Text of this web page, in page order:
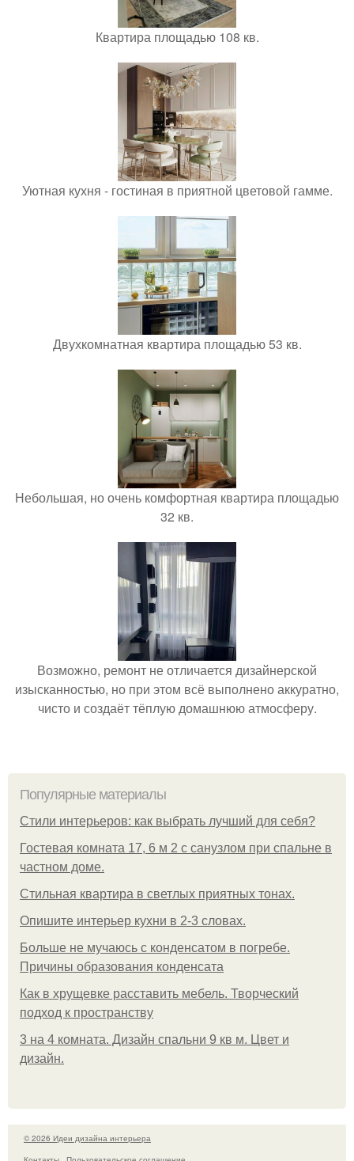
Квартира площадью 108 кв.
Уютная кухня - гостиная в приятной цветовой гамме.
Двухкомнатная квартира площадью 53 кв.
Небольшая, но очень комфортная квартира площадью
32 кв.
Возможно, ремонт не отличается дизайнерской
изысканностью, но при этом всё выполнено аккуратно,
чисто и создаёт тёплую домашнюю атмосферу.
Популярные материалы
Стили интерьеров: как выбрать лучший для себя?
Гостевая комната 17, 6 м 2 с санузлом при спальне в
частном доме.
Стильная квартира в светлых приятных тонах.
Опишите интерьер кухни в 2-3 словах.
Больше не мучаюсь с конденсатом в погребе.
Причины образования конденсата
Как в хрущевке расставить мебель. Творческий
подход к пространству
3 на 4 комната. Дизайн спальни 9 кв м. Цвет и
дизайн.
© 2026 Идеи дизайна интерьера